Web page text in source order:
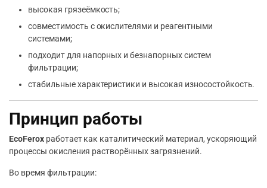
высокая грязеёмкость;
совместимость с окислителями и реагентными
системами;
подходит для напорных и безнапорных систем
фильтрации;
стабильные характеристики и высокая износостойкость.
Принцип работы
EcoFeroxработает как каталитический материал, ускоряющий
процессы окисления растворённых загрязнений.
Во время фильтрации: